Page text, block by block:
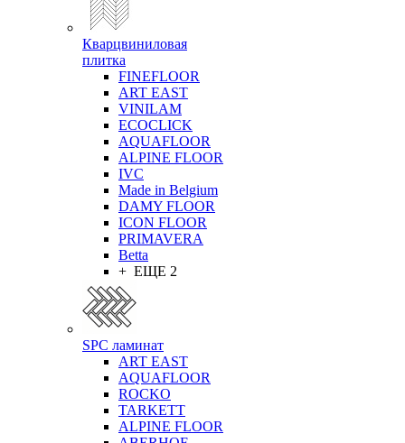
Кварцвиниловая
плитка
FINEFLOOR
ART EAST
VINILAM
ECOCLICK
AQUAFLOOR
ALPINE FLOOR
IVC
Made in Belgium
DAMY FLOOR
ICON FLOOR
PRIMAVERA
Betta
+ ЕЩЕ 2
SPC ламинат
ART EAST
AQUAFLOOR
ROCKO
TARKETT
ALPINE FLOOR